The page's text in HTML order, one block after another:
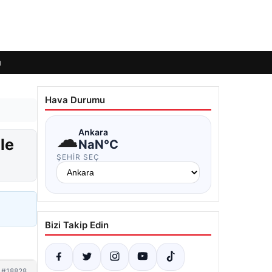
Hava Durumu
☁Ankara
NaN°C
ŞEHIR SEÇ
Bizi Takip Edin